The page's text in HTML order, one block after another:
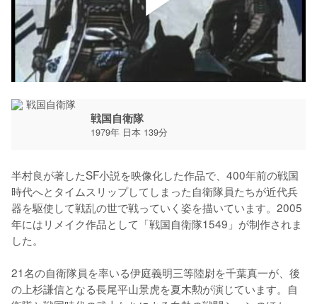
戦国自衛隊
1979年 日本 139分
半村良が著したSF小説を映像化した作品で、400年前の戦国
時代へとタイムスリップしてしまった自衛隊員たちが近代兵
器を駆使して戦乱の世で戦っていく姿を描いています。2005
年にはリメイク作品として「戦国自衛隊1549」が制作されま
した。
21名の自衛隊員を率いる伊庭義明三等陸尉を千葉真一が、後
の上杉謙信となる長尾平山景虎を夏木勲が演じています。自